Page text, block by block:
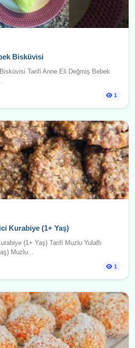
Bisküvisi
Tarifi Anne Eli Değmiş Bebek
1
Kurabiye (1+ Yaş)
(1+ Yaş) Tarifi Muzlu Yulaflı
Muzlu...
1